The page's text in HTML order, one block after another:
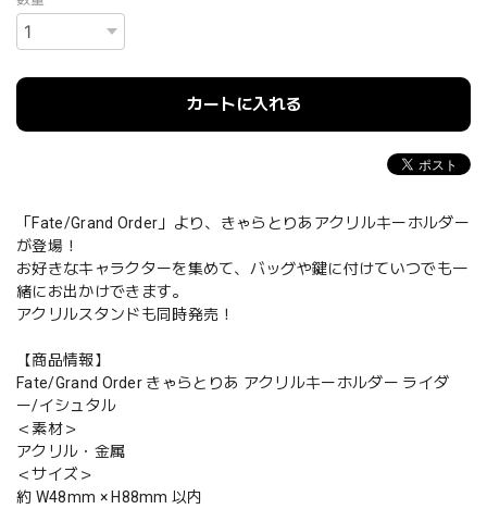
カートに入れる
「Fate/Grand Order」より、きゃらとりあアクリルキーホルダー
が登場！
お好きなキャラクターを集めて、バッグや鍵に付けていつでも一
緒にお出かけできます。
アクリルスタンドも同時発売！
【商品情報】
Fate/Grand Order きゃらとりあ アクリルキーホルダー ライダ
ー/イシュタル
＜素材＞
アクリル・金属
＜サイズ＞
約 W48mm × H88mm 以内